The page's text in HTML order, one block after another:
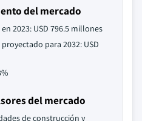
del mercado
2023: USD 796.5 millones
para 2032: USD
del mercado
de construcción y